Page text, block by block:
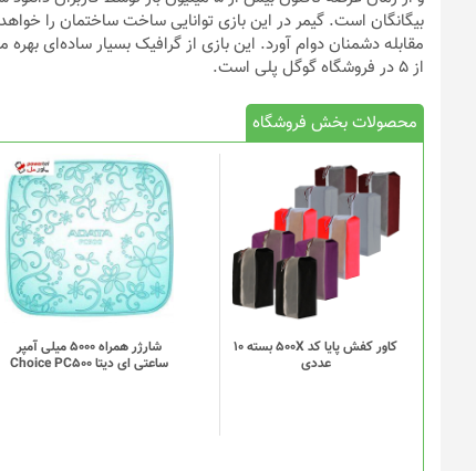
بیگانگان است. گیمر در این بازی توانایی ساخت ساختمان را
از ۵ در فروشگاه گوگل پلی است.
محصولات بخش فروشگاه
کاور کفش پایا کد 500X بسته 10
عددی
شارژر همراه 5000 میلی آمپر
ساعتی ای دیتا Choice PC500